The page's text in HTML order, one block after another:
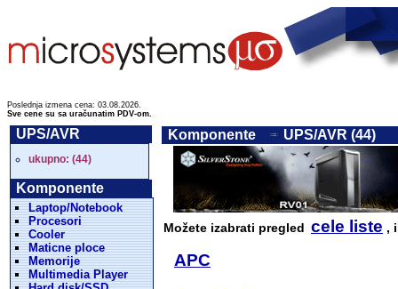
Poslednja izmena cena: 03.08.2026.
Sve cene su sa uračunatim PDV-om.
UPS/AVR
ukupno: (44)
Komponente
Laptop/Notebook
Procesori
Cooler
Maticne ploce
Memorije
Multimedia Player
Komponente UPS/AVR (44)
Možete izabrati pregled cele liste ,
APC